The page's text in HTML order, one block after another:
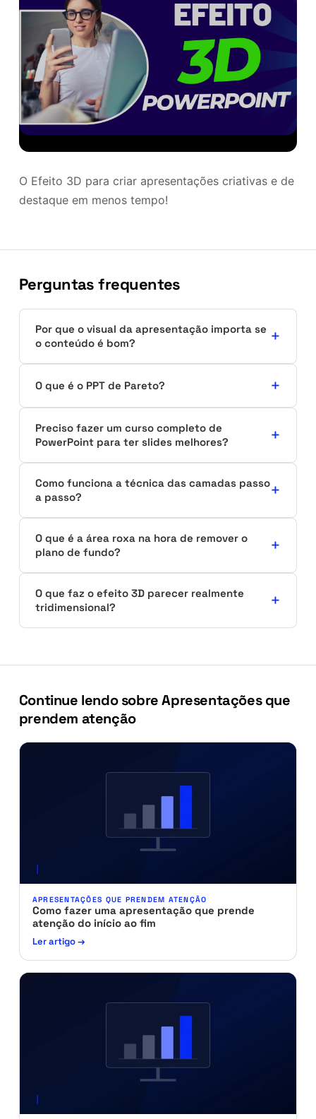
O Efeito 3D para criar apresentações criativas e de
destaque em menos tempo!
Perguntas frequentes
Por que o visual da apresentação importa se
o conteúdo é bom?
O que é o PPT de Pareto?
Preciso fazer um curso completo de
PowerPoint para ter slides melhores?
Como funciona a técnica das camadas passo
a passo?
O que é a área roxa na hora de remover o
plano de fundo?
O que faz o efeito 3D parecer realmente
tridimensional?
Continue lendo sobre Apresentações que
prendem atenção
APRESENTAÇÕES QUE PRENDEM ATENÇÃO
Como fazer uma apresentação que prende
atenção do início ao fim
Ler artigo →